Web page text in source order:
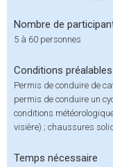
Nombre de
5 à 60 personnes
Conditions préalables
Permis de conduire de
permis de conduire un
conditions
visière) ; chaussures
Temps nécessaire